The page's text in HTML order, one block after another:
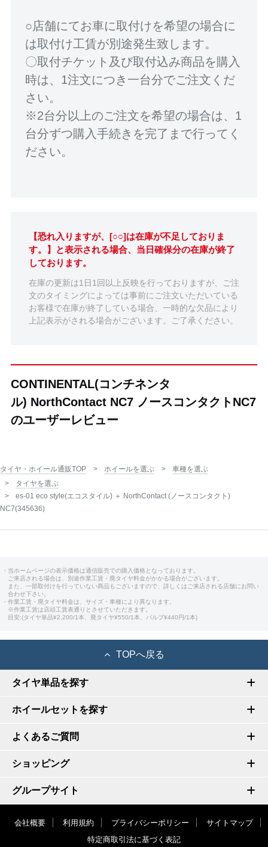
○店舗にてお車に取付けを希望の場合に
は取付け工賃が別途発生致します。
〇取付チケット及び取付込み商品を購入
時は、1注文につき一台分でご注文くだ
さい。
※2台分以上のご注文を希望の場合は、1
台分ずつ購入手続きを完了まで行ってく
ださい。
【恐れ入りますが、[○○]は在庫が不足しておりま
す。】と表示される場合、当日確保分の在庫が終了
しております。
在庫の更新は1日1回以上反映を行っておりますが、ご注
文のタイミングによっては事前にご注文いただいている
お客様で在庫が終了している場合、一時的な欠品により
上記表示がされる場合がございます。ご了承ください。
CONTINENTAL(コンチネンタ
ル) NorthContact NC7 ノースコンタクトNC7
のユーザーレビュー
タイヤ・ホイール通販TOP ホイールを選ぶ
車種を選ぶ
タイヤを選ぶ
es-01 eco style(エコスタイル) ＋ NorthContact (ノースコンタクト)
NC7(345636)
・当ホームページの表示価格は通信販売での購入価格となっております。
ご来店される場合は、別途作業工賃・廃タイヤ料金がかかる場合がございます。
また、一部取付けを行っていない商品もございますので、詳しくはご来店される店舗にお問い
合わせ下さい。
・作業工賃・廃タイヤ料金は、サイズ・車種により異なります。
※作業工賃は店頭工賃表通りとさせていただきます。
目安:(タイヤ単品¥2,200/1本、廃タイヤ¥550/1本、バルブ¥440円/1本)
TOPへ戻る
タイヤ単品を探す
ホイールセットを探す
よくあるご質問
ショッピング
グループサイト
会社概要 利用規約 プライバシーポリシー
サイトマップ
特定商取引法に基づく表記